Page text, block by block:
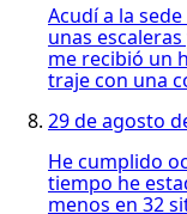
Acudí a la
unas
me recibió un
traje con una
29 de agosto
He cumplido
tiempo he
menos en 32